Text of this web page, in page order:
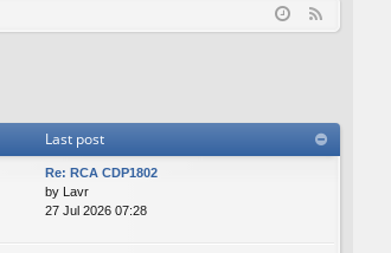
Last post
Re: RCA CDP1802
by Lavr
27 Jul 2026 07:28